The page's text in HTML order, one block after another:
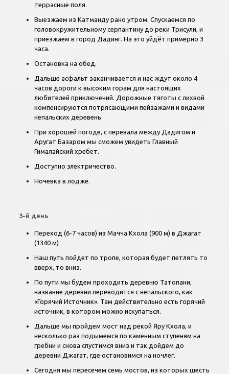
террасные поля.
Выезжаем из Катманду рано утром. Спускаемся по
головокружительному серпантину до реки Трисули, и
приезжаем в город Дадинг. На это уйдёт примерно 3
часа.
Остановка на обед.
Дальше асфальт заканчивается и нас ждут около 4
часов дороги к высоким горам для настоящих
любителей приключений. Дорожные тяготы с лихвой
компенсируются потрясающими пейзажами и видами
непальских деревень.
При хорошей погоде, с перевала между Дадигом и
Аругат Базаром мы сможем увидеть Главный
Гималайский хребет.
Доступно электричество.
Ночевка в лодже.
3-й день
Переход (6-7 часов) из Мачча Кхола (900 м) в Джагат
(1340 м)
Наш путь пойдет по тропе, которая будет петлять то
вверх, то вниз.
По пути мы будем проходить деревню Татопани,
название деревни переводится с непальского, как
«Горячий Источник». Там действительно есть горячий
источник, в котором можно искупаться.
Дальше мы пройдем мост над рекой Яру Кхола, и
несколько раз подымемся по каменным ступеням на
гребни и снова спустимся вниз и так дойдем до
деревни Джагат, где остановимся на ночлег.
Сегодня мы пересечем семь мостов, из которых шесть